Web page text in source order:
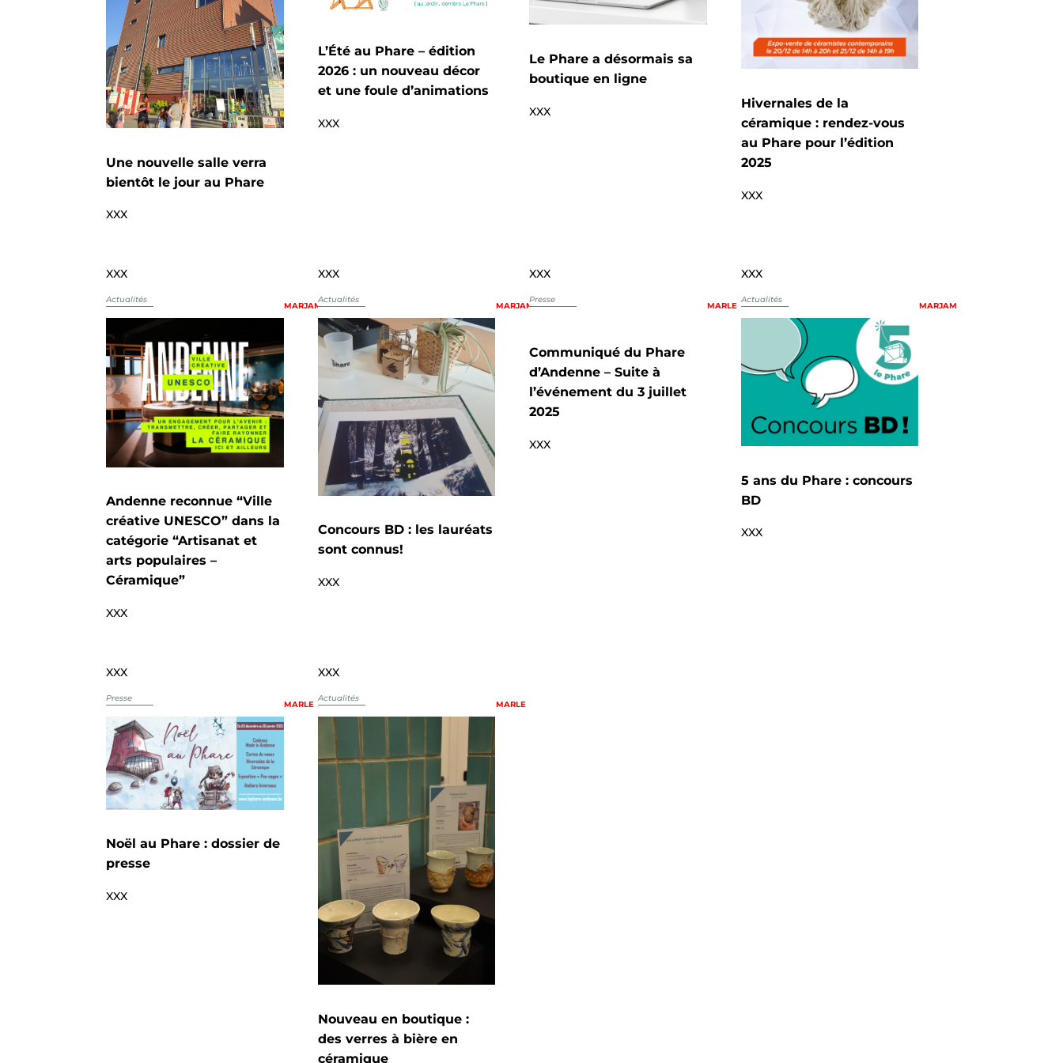
Une nouvelle salle verra
bientôt le jour au Phare
XXX
L’Été au Phare – édition
2026 : un nouveau décor
et une foule d’animations
XXX
Le Phare a désormais sa
boutique en ligne
XXX
Hivernales de la
céramique : rendez-vous
au Phare pour l’édition
2025
XXX
XXX
Actualités
MARJAM
Andenne reconnue “Ville
créative UNESCO” dans la
catégorie “Artisanat et
arts populaires –
Céramique”
XXX
XXX
Actualités
MARJAM
Concours BD : les lauréats
sont connus!
XXX
XXX
Presse
MARLE
Communiqué du Phare
d’Andenne – Suite à
l’événement du 3 juillet
2025
XXX
XXX
Actualités
MARJAM
5 ans du Phare : concours
BD
XXX
XXX
Presse
MARLE
Noël au Phare : dossier de
presse
XXX
XXX
Actualités
MARLE
Nouveau en boutique :
des verres à bière en
céramique